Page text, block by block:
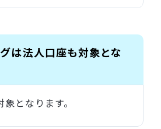
は法人口座も対象とな
となります。